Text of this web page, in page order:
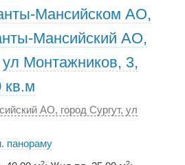
Мансийском АО,
Мансийский АО,
ул Монтажников, 3,
АО, город Сургут, ул
панораму
2 2